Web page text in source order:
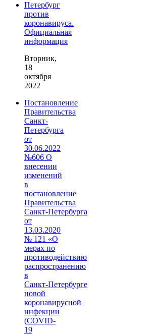
Петербург
против
коронавируса.
Официальная
информация
Вторник,
18
октября
2022
Постановление
Правительства
Санкт-
Петербурга
от
30.06.2022
№606 О
внесении
изменений
в
постановление
Правительства
Санкт‑Петербурга
от
13.03.2020
№ 121 «О
мерах по
противодействию
распространению
в
Санкт‑Петербурге
новой
коронавирусной
инфекции
(COVID-
19